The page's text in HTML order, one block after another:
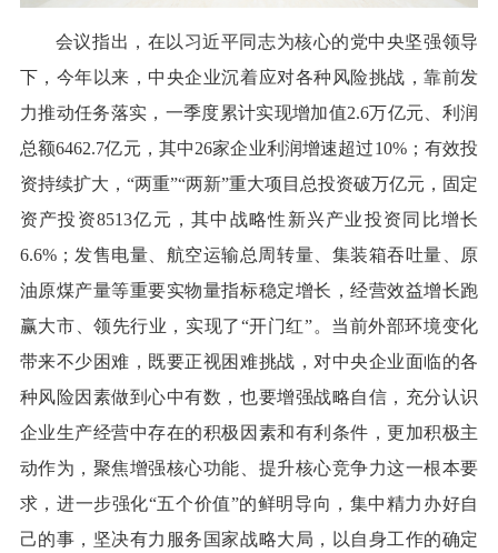
会议指出，在以习近平同志为核心的党中央坚强领导
下，今年以来，中央企业沉着应对各种风险挑战，靠前发
力推动任务落实，一季度累计实现增加值2.6万亿元、利润
总额6462.7亿元，其中26家企业利润增速超过10%；有效投
资持续扩大，“两重”“两新”重大项目总投资破万亿元，固定
资产投资8513亿元，其中战略性新兴产业投资同比增长
6.6%；发售电量、航空运输总周转量、集装箱吞吐量、原
油原煤产量等重要实物量指标稳定增长，经营效益增长跑
赢大市、领先行业，实现了“开门红”。当前外部环境变化
带来不少困难，既要正视困难挑战，对中央企业面临的各
种风险因素做到心中有数，也要增强战略自信，充分认识
企业生产经营中存在的积极因素和有利条件，更加积极主
动作为，聚焦增强核心功能、提升核心竞争力这一根本要
求，进一步强化“五个价值”的鲜明导向，集中精力办好自
己的事，坚决有力服务国家战略大局，以自身工作的确定